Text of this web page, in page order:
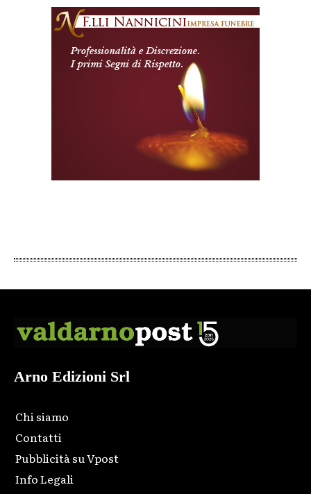
Arno Edizioni Srl
Chi siamo
Contatti
Pubblicità su Vpost
Info Legali